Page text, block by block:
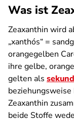
Was ist
Zeaxanthin wird
„xanthós“ =
orangegelben
ihre gelbe,
gelten als
Zeaxanthin
beide Stoffe